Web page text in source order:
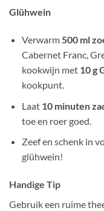
Glühwein
Verwarm500 ml
Cabernet Franc,
kookwijn met 10 g
kookpunt.
Laat 10 minuten
toe en roer goed.
Zeef en schenk in
glühwein!
Handige Tip
Gebruik een ruime